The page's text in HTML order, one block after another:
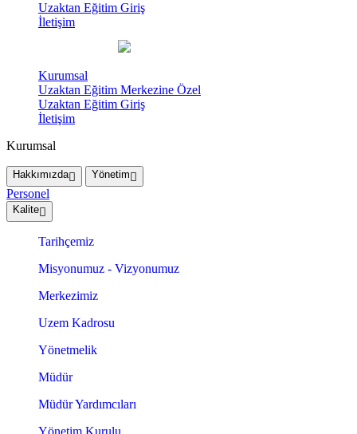
Uzaktan Eğitim Giriş
İletişim
Kurumsal
Uzaktan Eğitim Merkezine Özel
Uzaktan Eğitim Giriş
İletişim
Kurumsal
Hakkımızda Yönetim
Personel
Kalite
Tarihçemiz
Misyonumuz - Vizyonumuz
Merkezimiz
Uzem Kadrosu
Yönetmelik
Müdür
Müdür Yardımcıları